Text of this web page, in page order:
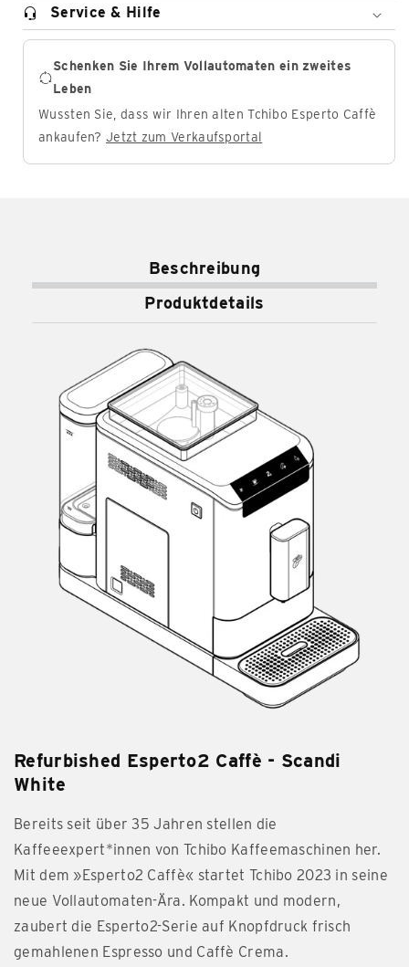
Service & Hilfe
Schenken Sie Ihrem Vollautomaten ein zweites
Leben
Wussten Sie, dass wir Ihren alten Tchibo Esperto Caffè
ankaufen? Jetzt zum Verkaufsportal
Beschreibung
Produktdetails
Refurbished Esperto2 Caffè - Scandi
White
Bereits seit über 35 Jahren stellen die
Kaffeeexpert*innen von Tchibo Kaffeemaschinen her.
Mit dem »Esperto2 Caffè« startet Tchibo 2023 in seine
neue Vollautomaten-Ära. Kompakt und modern,
zaubert die Esperto2-Serie auf Knopfdruck frisch
gemahlenen Espresso und Caffè Crema.